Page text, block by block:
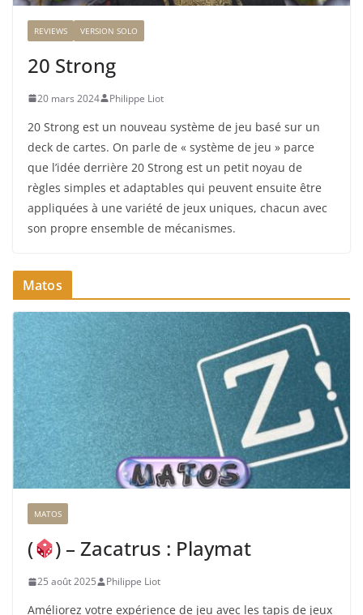
REVIEWS VERSION SOLO
20 Strong
20 mars 2024 Philippe Liot
20 Strong est un nouveau système de jeu basé sur un
deck de cartes. On parle de « système de jeu » parce
que l’idée derrière 20 Strong est un petit noyau de
règles simples et adaptables qui peuvent ensuite être
appliquées à une variété de jeux uniques, chacun avec
son propre ensemble de mécanismes.
Matos
MATOS
( ) – Zacatrus : Playmat
25 août 2025 Philippe Liot
Améliorez votre expérience de jeu avec les tapis de jeux